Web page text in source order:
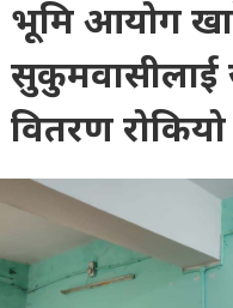
भूमि आयोग
सुकुमवासीलाई
वितरण रोकियो